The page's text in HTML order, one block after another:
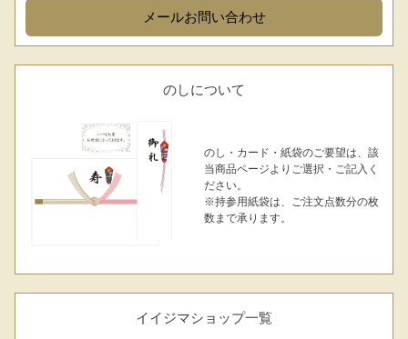
メールお問い合わせ
のしについて
のし・カード・紙袋のご要望は、該
当商品ページよりご選択・ご記入く
ださい。
※持参用紙袋は、ご注文点数分の枚
数まで承ります。
イイジマショップ一覧